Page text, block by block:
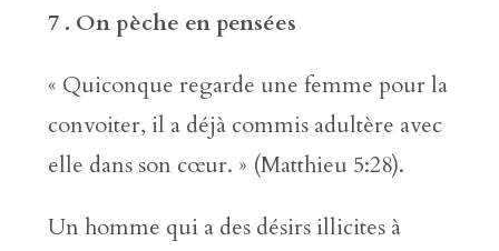
7 . On pèche en pensées
« Quiconque regarde une femme pour la
convoiter, il a déjà commis adultère avec
elle dans son cœur. » (Matthieu 5:28).
Un homme qui a des désirs illicites à